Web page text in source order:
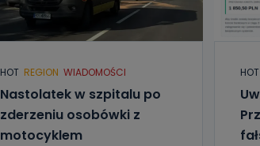
HOT REGION WIADOMOŚCI
Nastolatek w szpitalu po
zderzeniu osobówki z
motocyklem
HOT